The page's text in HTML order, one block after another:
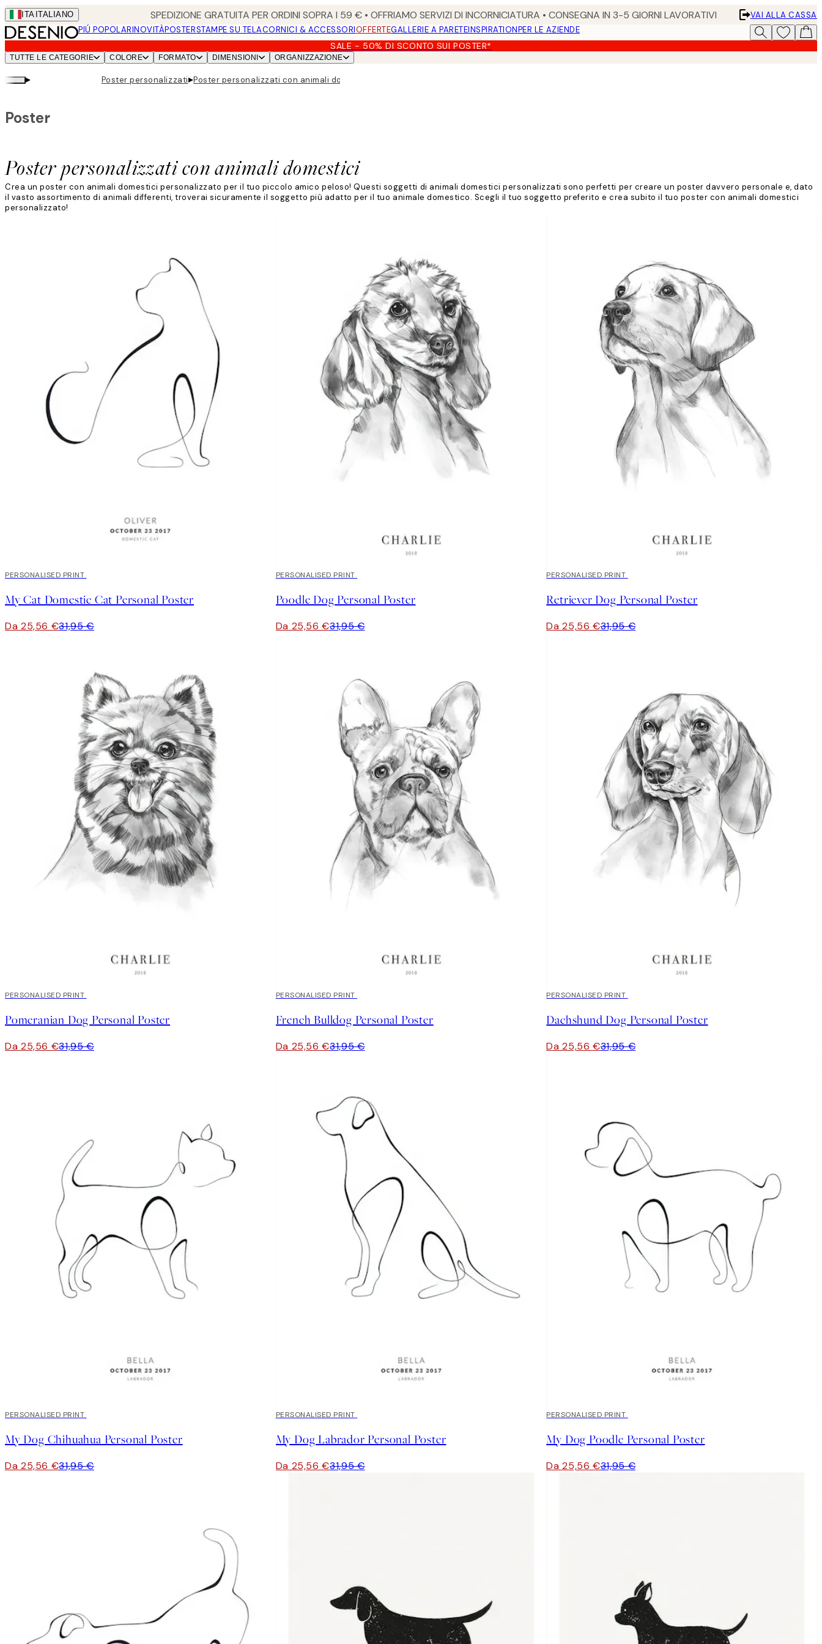
Skip
to
main
content.
ITA ITALIANO SPEDIZIONE GRATUITA PER ORDINI SOPRA I 59 € • OFFRIAMO SERVIZI DI INCORNICIATURA • CONSEGNA IN 3-5 GIORNI LAVORATIVI
VAI ALLA CASSA
PIÚ POPOLARINOVITÀPOSTERSTAMPE SU TELACORNICI & ACCESSORIOFFERTEGALLERIE A PARETEINSPIRATIONPER LE AZIENDE
SALE - 50% DI SCONTO SUI POSTER*
TUTTE LE CATEGORIE COLORE FORMATO DIMENSIONI ORGANIZZAZIONE
▸ Poster personalizzati▸Poster personalizzati con animali domestici
Poster personalizzati con animali domestici
Poster
Crea un poster con animali domestici personalizzato per il tuo piccolo amico peloso! Questi soggetti di animali domestici personalizzati sono perfetti per creare un poster davvero personale e, dato
il vasto assortimento di animali differenti, troverai sicuramente il soggetto più adatto per il tuo animale domestico. Scegli il tuo soggetto preferito e crea subito il tuo poster con animali domestici
personalizzato!
20%*
PERSONALISED PRINT
My Cat Domestic Cat Personal Poster
Da 25,56 €31,95 €
20%*
PERSONALISED PRINT
Poodle Dog Personal Poster
Da 25,56 €31,95 €
20%*
PERSONALISED PRINT
Retriever Dog Personal Poster
Da 25,56 €31,95 €
20%*
PERSONALISED PRINT
Pomeranian Dog Personal Poster
Da 25,56 €31,95 €
20%*
PERSONALISED PRINT
French Bulldog Personal Poster
Da 25,56 €31,95 €
20%*
PERSONALISED PRINT
Dachshund Dog Personal Poster
Da 25,56 €31,95 €
20%*
PERSONALISED PRINT
My Dog Chihuahua Personal Poster
Da 25,56 €31,95 €
20%*
PERSONALISED PRINT
My Dog Labrador Personal Poster
Da 25,56 €31,95 €
20%*
PERSONALISED PRINT
My Dog Poodle Personal Poster
Da 25,56 €31,95 €